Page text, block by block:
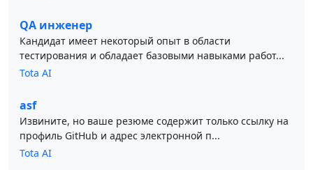
QA инженер
Кандидат имеет некоторый опыт в области
тестирования и обладает базовыми навыками работ...
Tota AI
asf
Извините, но ваше резюме содержит только ссылку на
профиль GitHub и адрес электронной п...
Tota AI